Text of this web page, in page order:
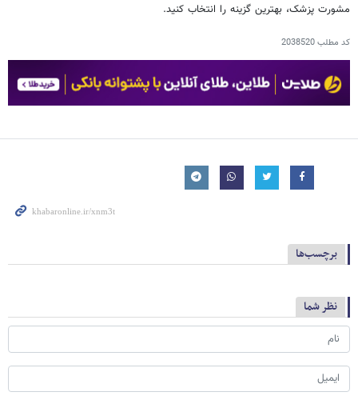
مشورت پزشک، بهترین گزینه را انتخاب کنید.
کد مطلب2038520
برچسب‌ها
نظر شما